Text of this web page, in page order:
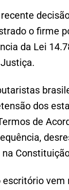
o firme
da Lei
dos
de
escritório